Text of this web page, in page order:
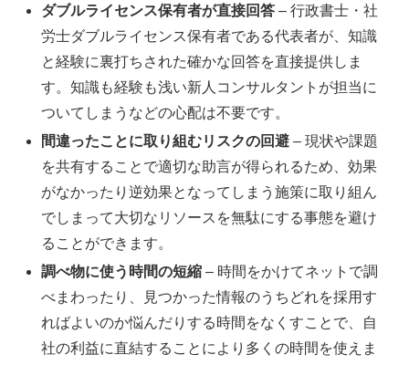
ダブルライセンス保有者が直接回答 – 行政書士・社
労士ダブルライセンス保有者である代表者が、知識
と経験に裏打ちされた確かな回答を直接提供しま
す。知識も経験も浅い新人コンサルタントが担当に
ついてしまうなどの心配は不要です。
間違ったことに取り組むリスクの回避 – 現状や課題
を共有することで適切な助言が得られるため、効果
がなかったり逆効果となってしまう施策に取り組ん
でしまって大切なリソースを無駄にする事態を避け
ることができます。
調べ物に使う時間の短縮 – 時間をかけてネットで調
べまわったり、見つかった情報のうちどれを採用す
ればよいのか悩んだりする時間をなくすことで、自
社の利益に直結することにより多くの時間を使えま